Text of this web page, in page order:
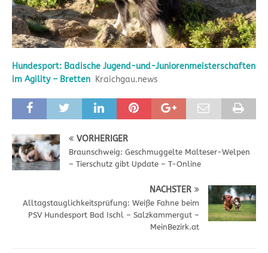
Hundesport: Badische Jugend-und-Juniorenmeisterschaften
im Agility – Bretten Kraichgau.news
VORHERIGER
Braunschweig: Geschmuggelte Malteser-Welpen
– Tierschutz gibt Update – T-Online
NÄCHSTER
Alltagstauglichkeitsprüfung: Weiße Fahne beim
PSV Hundesport Bad Ischl – Salzkammergut –
MeinBezirk.at